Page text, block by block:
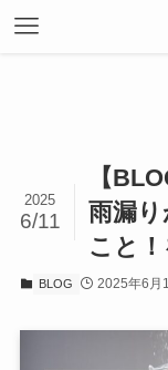
【
雨漏
こと
2025
6/11
BLOG 2025年6月